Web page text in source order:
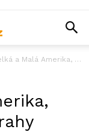
Amerika, legenda kousek od Prahy